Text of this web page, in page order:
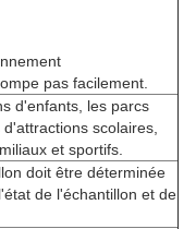
pas facilement.
d'enfants, les parcs
scolaires,
et sportifs.
doit être déterminée
de l'échantillon et de